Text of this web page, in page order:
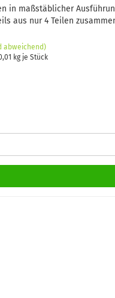
in maßstäblicher
aus nur 4 Teilen
abweichend)
kg je Stück